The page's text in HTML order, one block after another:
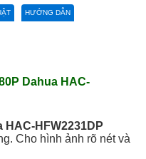
HƯỚNG DẪN
Dahua HAC-
HAC-HFW2231DP
Cho hình ảnh rõ nét và